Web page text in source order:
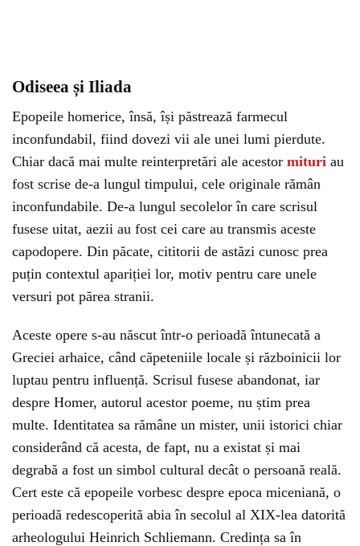
Odiseea și Iliada
Epopeile homerice, însă, își păstrează farmecul
inconfundabil, fiind dovezi vii ale unei lumi pierdute.
Chiar dacă mai multe reinterpretări ale acestor mituri au
fost scrise de-a lungul timpului, cele originale rămân
inconfundabile. De-a lungul secolelor în care scrisul
fusese uitat, aezii au fost cei care au transmis aceste
capodopere. Din păcate, cititorii de astăzi cunosc prea
puțin contextul apariției lor, motiv pentru care unele
versuri pot părea stranii.
Aceste opere s-au născut într-o perioadă întunecată a
Greciei arhaice, când căpeteniile locale și războinicii lor
luptau pentru influență. Scrisul fusese abandonat, iar
despre Homer, autorul acestor poeme, nu știm prea
multe. Identitatea sa rămâne un mister, unii istorici chiar
considerând că acesta, de fapt, nu a existat și mai
degrabă a fost un simbol cultural decât o persoană reală.
Cert este că epopeile vorbesc despre epoca miceniană, o
perioadă redescoperită abia în secolul al XIX-lea datorită
arheologului Heinrich Schliemann. Credința sa în